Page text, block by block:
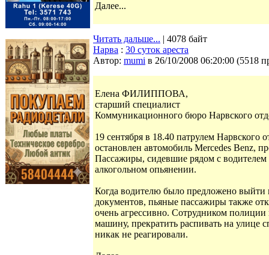
Далее...
Читать дальше... | 4078 байт
Нарва : 30 суток ареста
Автор: mumi в 26/10/2008 06:20:00 (5518
Елена ФИЛИППОВА,
старший специалист
Коммуникационного бюро Нарвского
19 сентября в 18.40 патрулем Нарвского
остановлен автомобиль Mercedes Benz,
Пассажиры, сидевшие рядом с
алкогольном опьянении.
Когда водителю было предложено
документов, пьяные пассажиры также
очень агрессивно. Сотрудником
машину, прекратить распивать на
никак не реагировали.